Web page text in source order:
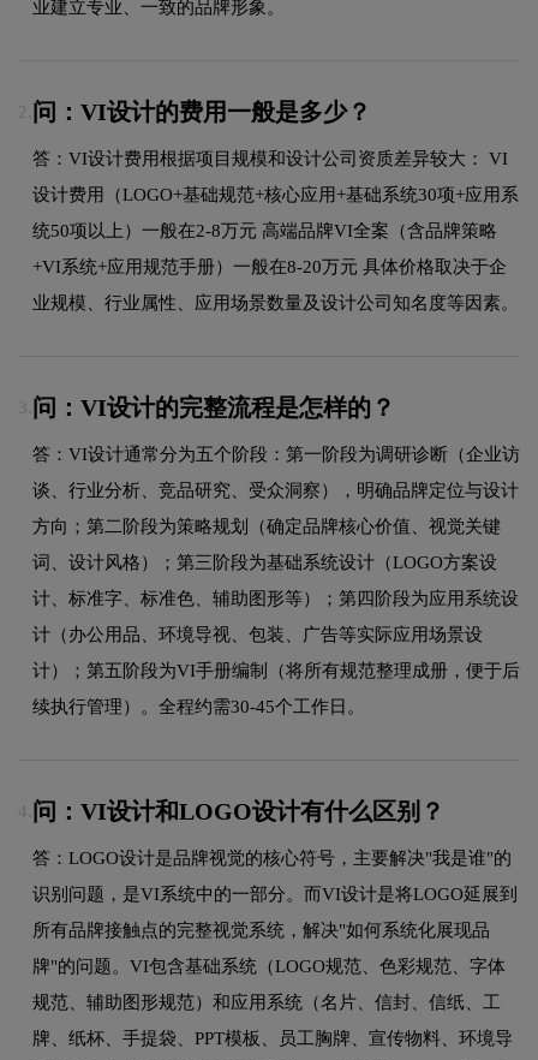
业建立专业、一致的品牌形象。
2. 问：VI设计的费用一般是多少？
答：VI设计费用根据项目规模和设计公司资质差异较大： VI
设计费用（LOGO+基础规范+核心应用+基础系统30项+应用系
统50项以上）一般在2-8万元 高端品牌VI全案（含品牌策略
+VI系统+应用规范手册）一般在8-20万元 具体价格取决于企
业规模、行业属性、应用场景数量及设计公司知名度等因素。
3. 问：VI设计的完整流程是怎样的？
答：VI设计通常分为五个阶段：第一阶段为调研诊断（企业访
谈、行业分析、竞品研究、受众洞察），明确品牌定位与设计
方向；第二阶段为策略规划（确定品牌核心价值、视觉关键
词、设计风格）；第三阶段为基础系统设计（LOGO方案设
计、标准字、标准色、辅助图形等）；第四阶段为应用系统设
计（办公用品、环境导视、包装、广告等实际应用场景设
计）；第五阶段为VI手册编制（将所有规范整理成册，便于后
续执行管理）。全程约需30-45个工作日。
4. 问：VI设计和LOGO设计有什么区别？
答：LOGO设计是品牌视觉的核心符号，主要解决"我是谁"的
识别问题，是VI系统中的一部分。而VI设计是将LOGO延展到
所有品牌接触点的完整视觉系统，解决"如何系统化展现品
牌"的问题。VI包含基础系统（LOGO规范、色彩规范、字体
规范、辅助图形规范）和应用系统（名片、信封、信纸、工
牌、纸杯、手提袋、PPT模板、员工胸牌、宣传物料、环境导